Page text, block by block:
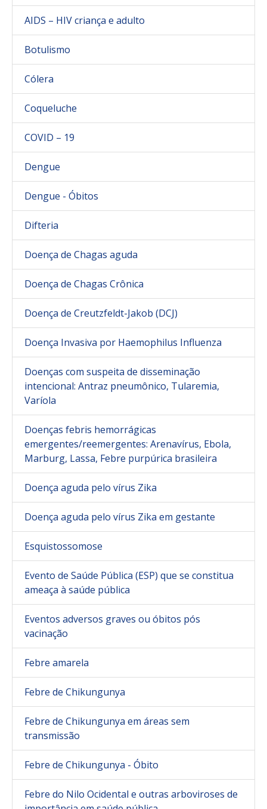
AIDS – HIV criança e adulto
Botulismo
Cólera
Coqueluche
COVID – 19
Dengue
Dengue - Óbitos
Difteria
Doença de Chagas aguda
Doença de Chagas Crônica
Doença de Creutzfeldt-Jakob (DCJ)
Doença Invasiva por Haemophilus Influenza
Doenças com suspeita de disseminação
intencional: Antraz pneumônico, Tularemia,
Varíola
Doenças febris hemorrágicas
emergentes/reemergentes: Arenavírus, Ebola,
Marburg, Lassa, Febre purpúrica brasileira
Doença aguda pelo vírus Zika
Doença aguda pelo vírus Zika em gestante
Esquistossomose
Evento de Saúde Pública (ESP) que se constitua
ameaça à saúde pública
Eventos adversos graves ou óbitos pós
vacinação
Febre amarela
Febre de Chikungunya
Febre de Chikungunya em áreas sem
transmissão
Febre de Chikungunya - Óbito
Febre do Nilo Ocidental e outras arboviroses de